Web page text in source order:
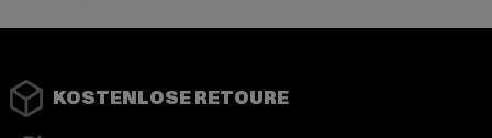
KOSTENLOSE RETOURE